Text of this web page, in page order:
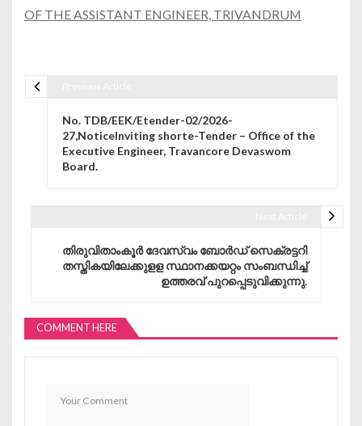
OF THE ASSISTANT ENGINEER, TRIVANDRUM
No. TDB/EEK/Etender-02/2026-
27,NoticeInviting shorte-Tender – Office of the
Executive Engineer, Travancore Devaswom
Board.
തിരുവിതാംകൂർ ദേവസ്വം ബോർഡ് സെക്രട്ടറി
തസ്ത‌ികയിലേക്കുളള സ്ഥാനക്കയറ്റം സംബന്ധിച്ച്
ഉത്തരവ് പുറപ്പെടുവിക്കുന്നു.
COMMENT HERE